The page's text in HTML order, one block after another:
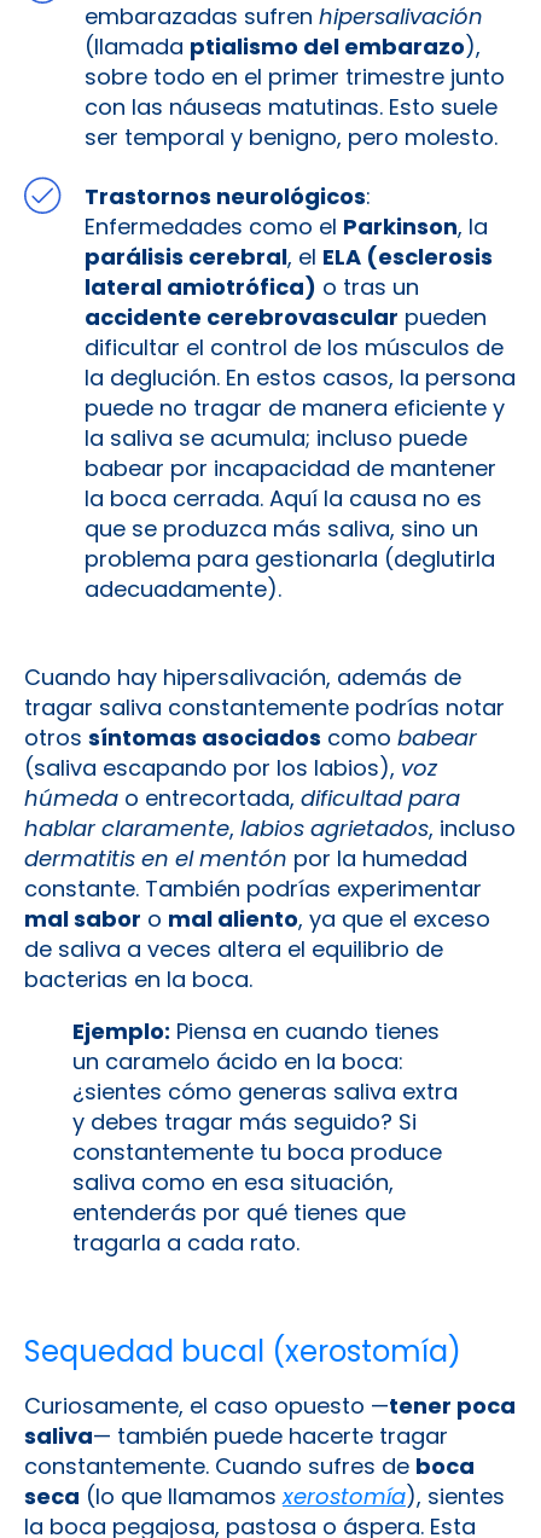
embarazadas sufren hipersalivación
(llamada ptialismo del embarazo),
sobre todo en el primer trimestre junto
con las náuseas matutinas. Esto suele
ser temporal y benigno, pero molesto.
Trastornos neurológicos:
Enfermedades como el Parkinson, la
parálisis cerebral, el ELA (esclerosis
lateral amiotrófica) o tras un
accidente cerebrovascular pueden
dificultar el control de los músculos de
la deglución​. En estos casos, la persona
puede no tragar de manera eficiente y
la saliva se acumula; incluso puede
babear por incapacidad de mantener
la boca cerrada​. Aquí la causa no es
que se produzca más saliva, sino un
problema para gestionarla (deglutirla
adecuadamente).
Cuando hay hipersalivación, además de
tragar saliva constantemente podrías notar
otros síntomas asociados como babear
(saliva escapando por los labios), voz
húmeda o entrecortada, dificultad para
hablar claramente, labios agrietados, incluso
dermatitis en el mentón por la humedad
constante​. También podrías experimentar
mal sabor o mal aliento, ya que el exceso
de saliva a veces altera el equilibrio de
bacterias en la boca​.
Ejemplo: Piensa en cuando tienes
un caramelo ácido en la boca:
¿sientes cómo generas saliva extra
y debes tragar más seguido? Si
constantemente tu boca produce
saliva como en esa situación,
entenderás por qué tienes que
tragarla a cada rato.
Sequedad bucal (xerostomía)
Curiosamente, el caso opuesto —tener poca
saliva— también puede hacerte tragar
constantemente. Cuando sufres de boca
seca (lo que llamamosxerostomía), sientes
la boca pegajosa, pastosa o áspera. Esta